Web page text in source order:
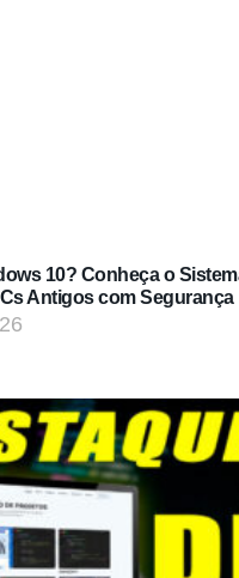
10? Conheça o
Antigos com Segurança